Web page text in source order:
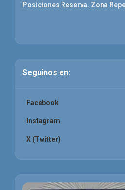
Posiciones Reserva. Zona
Seguinos en:
Facebook
Instagram
X (Twitter)